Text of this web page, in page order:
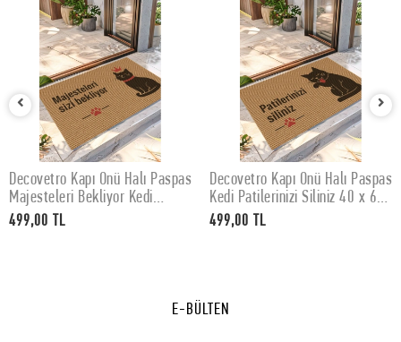
SEPETE EKLE
Decovetro Kapı Önü Halı Paspas
Majesteleri Bekliyor Kedi
Baskılı 40 x 60 Cm
499,00 TL
SEPETE EKLE
Decovetro Kapı Önü Halı Paspas
Kedi Patilerinizi Siliniz 40 x 60
Cm
499,00 TL
E-BÜLTEN